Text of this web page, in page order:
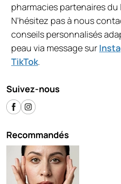
pharmacies partenaires du
N’hésitez pas à nous
conseils personnalisés
peau via message sur
TikTok.
Suivez-nous
Recommandés